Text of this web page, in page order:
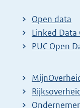
t
e
r
l
i
Open data
Linked Data
PUC Open
E
x
E